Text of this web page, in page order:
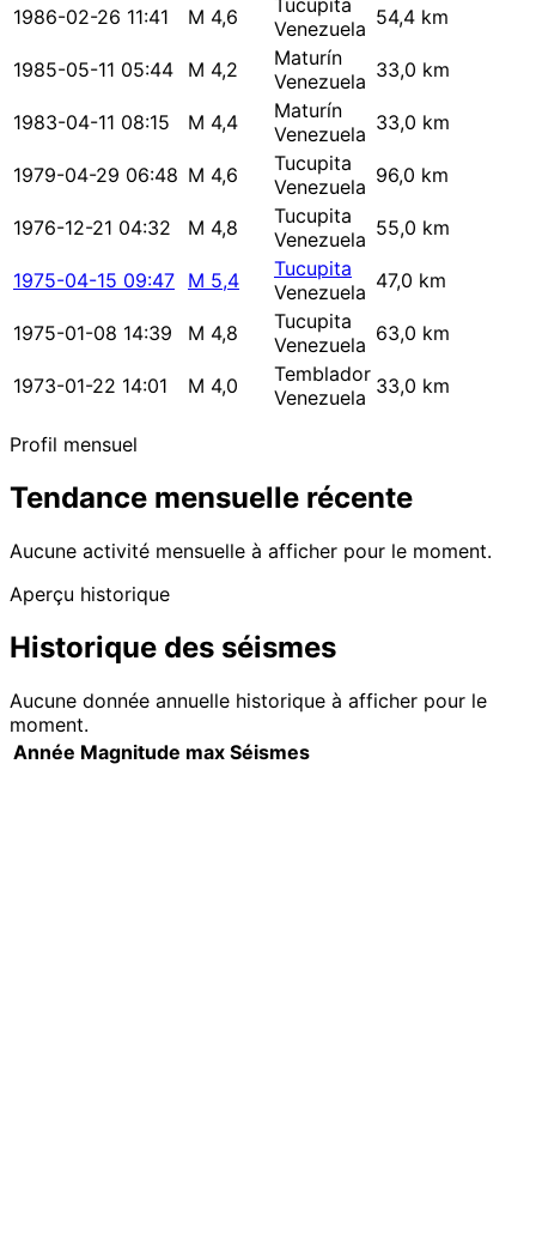
1986-02-26 11:41 M 4,6
Tucupita
Venezuela 54,4 km
1985-05-11 05:44 M 4,2
Maturín
Venezuela 33,0 km
1983-04-11 08:15 M 4,4
Maturín
Venezuela 33,0 km
1979-04-29 06:48 M 4,6
Tucupita
Venezuela 96,0 km
1976-12-21 04:32 M 4,8
Tucupita
Venezuela 55,0 km
1975-04-15 09:47 M 5,4
Tucupita
Venezuela 47,0 km
1975-01-08 14:39 M 4,8
Tucupita
Venezuela 63,0 km
1973-01-22 14:01 M 4,0
Temblador
Venezuela 33,0 km
Profil mensuel
Tendance mensuelle récente
Aucune activité mensuelle à afficher pour le moment.
Aperçu historique
Historique des séismes
Aucune donnée annuelle historique à afficher pour le
moment.
Année Magnitude max Séismes